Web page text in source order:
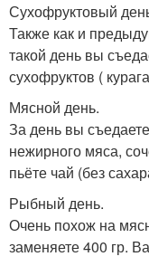
Сухофруктовый
Также как и
такой день вы
сухофруктов (
Мясной день.
За день вы
нежирного мяса,
пьёте чай (без
Рыбный день.
Очень похож на
заменяете 400 гр.